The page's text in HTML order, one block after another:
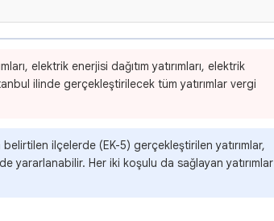
elektrik enerjisi dağıtım yatırımları, elektrik
ilinde gerçekleştirilecek tüm yatırımlar vergi
ilçelerde (EK-5) gerçekleştirilen yatırımlar,
yararlanabilir. Her iki koşulu da sağlayan yatırımlar